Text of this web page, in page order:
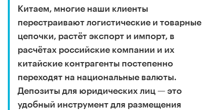
Китаем, многие наши клиенты
перестраивают логистические и товарные
цепочки, растёт экспорт и импорт, в
расчётах российские компании и их
китайские контрагенты постепенно
переходят на национальные валюты.
Депозиты для юридических лиц — это
удобный инструмент для размещения